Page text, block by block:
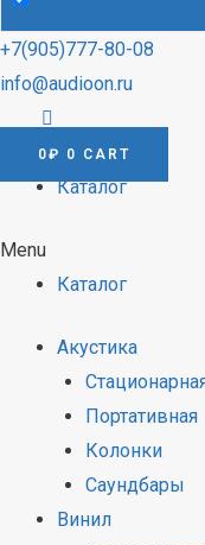
+7(905)777-80-08
info@audioon.ru
0₽ 0 CART
Каталог
Menu
Каталог
Акустика
Портативная
Колонки
Саундбары
Винил